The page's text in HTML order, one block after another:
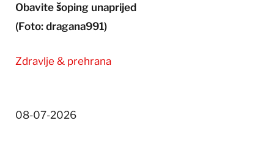
Obavite šoping unaprijed
(Foto: dragana991)
Zdravlje & prehrana
08-07-2026